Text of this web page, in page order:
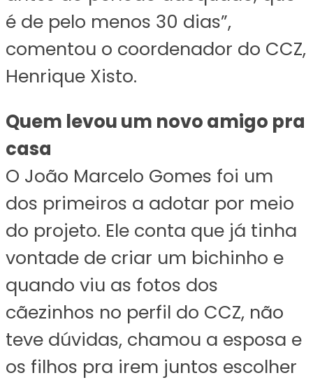
é de pelo menos 30 dias”,
comentou o coordenador do CCZ,
Henrique Xisto.
Quem levou um novo amigo pra
casa
O João Marcelo Gomes foi um
dos primeiros a adotar por meio
do projeto. Ele conta que já tinha
vontade de criar um bichinho e
quando viu as fotos dos
cãezinhos no perfil do CCZ, não
teve dúvidas, chamou a esposa e
os filhos pra irem juntos escolher